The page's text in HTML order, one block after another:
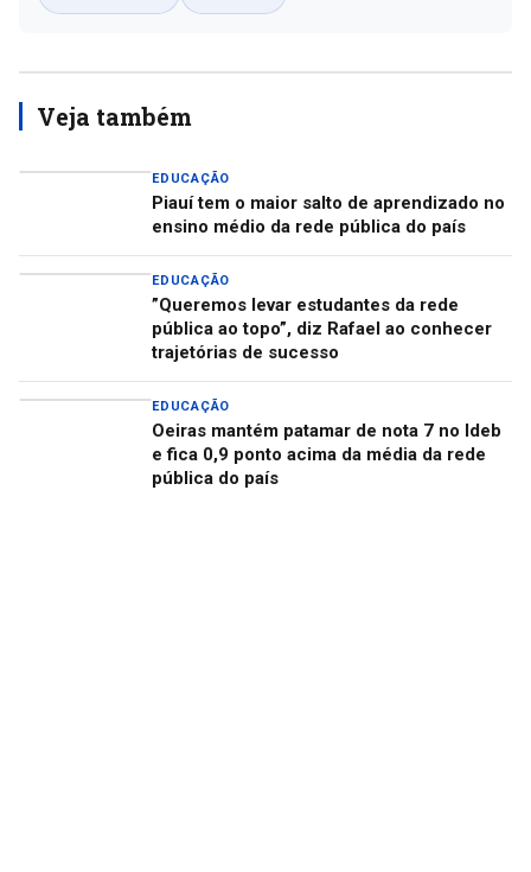
Veja também
EDUCAÇÃO
Piauí tem o maior salto de aprendizado no
ensino médio da rede pública do país
EDUCAÇÃO
”Queremos levar estudantes da rede
pública ao topo”, diz Rafael ao conhecer
trajetórias de sucesso
EDUCAÇÃO
Oeiras mantém patamar de nota 7 no Ideb
e fica 0,9 ponto acima da média da rede
pública do país